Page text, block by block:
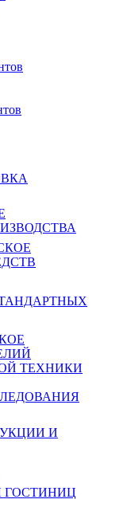
ТЕХНИКИ
И